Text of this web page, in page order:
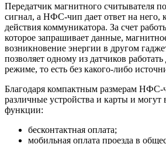
Передатчик магнитного считывателя
сигнал, а НФС-чип дает ответ на него,
действия коммуникатора. За счет
которое запрашивает данные,
возникновение энергии в другом
позволяет одному из датчиков
режиме, то есть без какого-либо
Благодаря компактным размерам НФС-
различные устройства и карты и
функции:
бесконтактная оплата;
мобильная оплата проезда в